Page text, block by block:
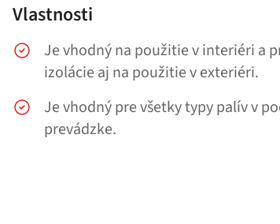
Vlastnosti
Je vhodný na použitie v interiéri a
izolácie aj na použitie v exteriéri.
Je vhodný pre všetky typy palív v
prevádzke.